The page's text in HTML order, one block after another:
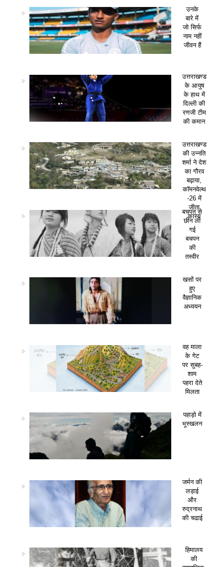
उनके
बारे में
जो सिर्फ
नाम नहीं
जीवन हैं
उत्तराखण्ड
के आयुष
के हाथ में
दिल्ली की
रणजी टीम
की कमान
उत्तराखण्ड
की उन्नति
शर्मा ने देश
का गौरव
बढ़ाया,
कॉमनवेल्थ
-26 में
जीता
कांस्य
बचपन से
छीन ली
गई
बचपन
की
तस्वीर
खसों पर
हुए
वैज्ञानिक
अध्ययन
वह माला
के गेट
पर सुबह-
शाम
पहरा देते
मिलता
पहाड़ो में
भूस्खलन
जर्मन की
लड़ाई
और
रुद्रनाथ
की चढाई
हिमालय
की